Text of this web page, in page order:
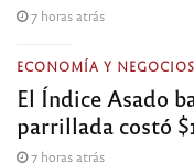
7 horas atrás
ECONOMÍA Y NEGOCIOS
El Índice Asado
parrillada costó
7 horas atrás